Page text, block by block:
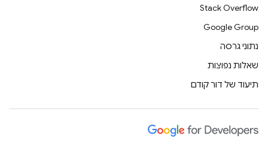
Stack Overflow
Google Group
נתוני גרסה
שאלות נפוצות
תיעוד של דור קודם